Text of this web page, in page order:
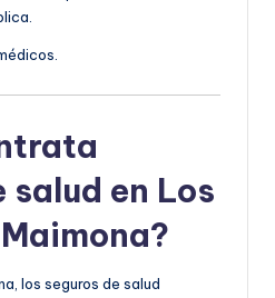
salud en Los
los seguros de salud